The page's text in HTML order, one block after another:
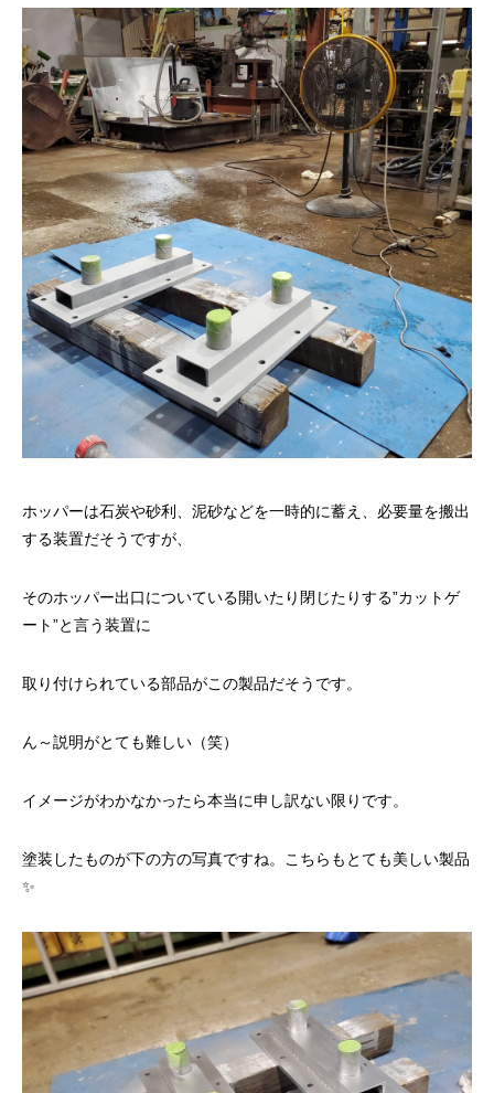
ホッパーは石炭や砂利、泥砂などを一時的に蓄え、必要量を搬出
する装置だそうですが、
そのホッパー出口についている開いたり閉じたりする”カットゲ
ート”と言う装置に
取り付けられている部品がこの製品だそうです。
ん～説明がとても難しい（笑）
イメージがわかなかったら本当に申し訳ない限りです。
塗装したものが下の方の写真ですね。こちらもとても美しい製品
✨